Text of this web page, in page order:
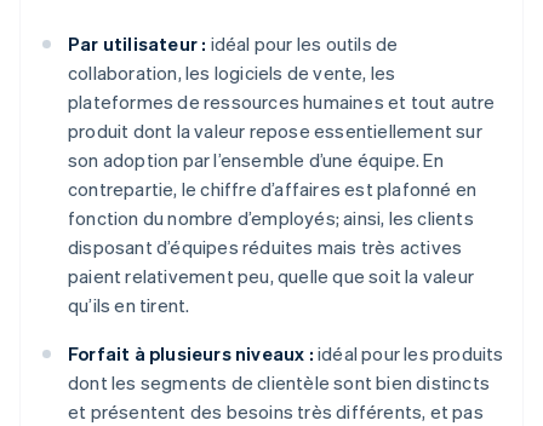
Par utilisateur : idéal pour les outils de
collaboration, les logiciels de vente, les
plateformes de ressources humaines et tout autre
produit dont la valeur repose essentiellement sur
son adoption par l’ensemble d’une équipe. En
contrepartie, le chiffre d’affaires est plafonné en
fonction du nombre d’employés; ainsi, les clients
disposant d’équipes réduites mais très actives
paient relativement peu, quelle que soit la valeur
qu’ils en tirent.
Forfait à plusieurs niveaux : idéal pour les produits
dont les segments de clientèle sont bien distincts
et présentent des besoins très différents, et pas